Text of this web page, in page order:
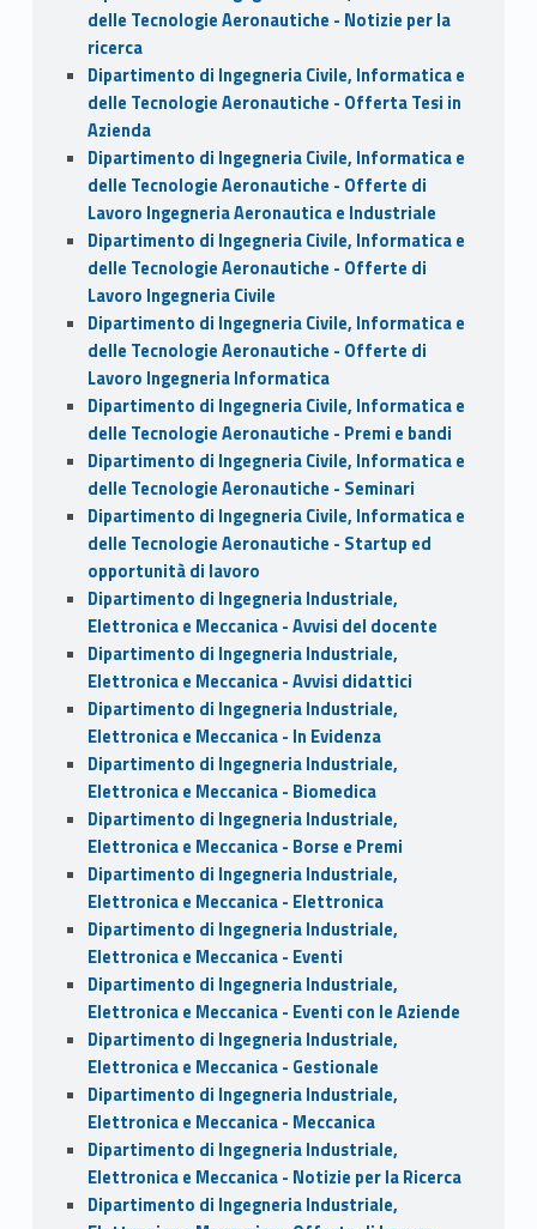
delle Tecnologie Aeronautiche - Notizie per la
ricerca
Dipartimento di Ingegneria Civile, Informatica e
delle Tecnologie Aeronautiche - Offerta Tesi in
Azienda
Dipartimento di Ingegneria Civile, Informatica e
delle Tecnologie Aeronautiche - Offerte di
Lavoro Ingegneria Aeronautica e Industriale
Dipartimento di Ingegneria Civile, Informatica e
delle Tecnologie Aeronautiche - Offerte di
Lavoro Ingegneria Civile
Dipartimento di Ingegneria Civile, Informatica e
delle Tecnologie Aeronautiche - Offerte di
Lavoro Ingegneria Informatica
Dipartimento di Ingegneria Civile, Informatica e
delle Tecnologie Aeronautiche - Premi e bandi
Dipartimento di Ingegneria Civile, Informatica e
delle Tecnologie Aeronautiche - Seminari
Dipartimento di Ingegneria Civile, Informatica e
delle Tecnologie Aeronautiche - Startup ed
opportunità di lavoro
Dipartimento di Ingegneria Industriale,
Elettronica e Meccanica - Avvisi del docente
Dipartimento di Ingegneria Industriale,
Elettronica e Meccanica - Avvisi didattici
Dipartimento di Ingegneria Industriale,
Elettronica e Meccanica - In Evidenza
Dipartimento di Ingegneria Industriale,
Elettronica e Meccanica - Biomedica
Dipartimento di Ingegneria Industriale,
Elettronica e Meccanica - Borse e Premi
Dipartimento di Ingegneria Industriale,
Elettronica e Meccanica - Elettronica
Dipartimento di Ingegneria Industriale,
Elettronica e Meccanica - Eventi
Dipartimento di Ingegneria Industriale,
Elettronica e Meccanica - Eventi con le Aziende
Dipartimento di Ingegneria Industriale,
Elettronica e Meccanica - Gestionale
Dipartimento di Ingegneria Industriale,
Elettronica e Meccanica - Meccanica
Dipartimento di Ingegneria Industriale,
Elettronica e Meccanica - Notizie per la Ricerca
Dipartimento di Ingegneria Industriale,